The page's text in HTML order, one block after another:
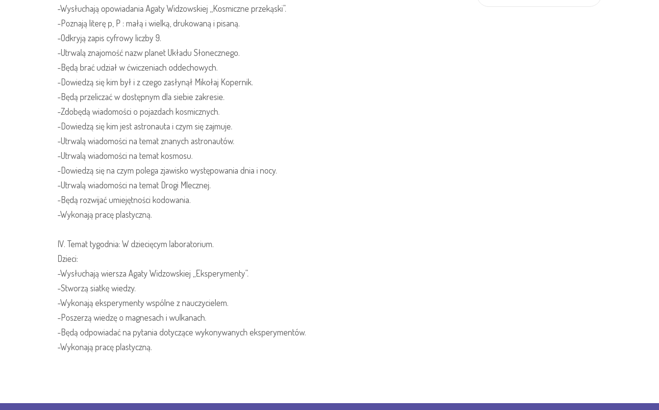
-Wysłuchają opowiadania Agaty Widzowskiej ,,Kosmiczne przekąski”.
-Poznają literę p, P : małą i wielką, drukowaną i pisaną.
-Odkryją zapis cyfrowy liczby 9.
-Utrwalą znajomość nazw planet Układu Słonecznego.
-Będą brać udział w ćwiczeniach oddechowych.
-Dowiedzą się kim był i z czego zasłynął Mikołaj Kopernik.
-Będą przeliczać w dostępnym dla siebie zakresie.
-Zdobędą wiadomości o pojazdach kosmicznych.
-Dowiedzą się kim jest astronauta i czym się zajmuje.
-Utrwalą wiadomości na temat znanych astronautów.
-Utrwalą wiadomości na temat kosmosu.
-Dowiedzą się na czym polega zjawisko występowania dnia i nocy.
-Utrwalą wiadomości na temat Drogi Mlecznej.
-Będą rozwijać umiejętności kodowania.
-Wykonają pracę plastyczną.
IV. Temat tygodnia: W dziecięcym laboratorium.
Dzieci:
-Wysłuchają wiersza Agaty Widzowskiej ,,Eksperymenty”.
-Stworzą siatkę wiedzy.
-Wykonają eksperymenty wspólne z nauczycielem.
-Poszerzą wiedzę o magnesach i wulkanach.
-Będą odpowiadać na pytania dotyczące wykonywanych eksperymentów.
-Wykonają pracę plastyczną.